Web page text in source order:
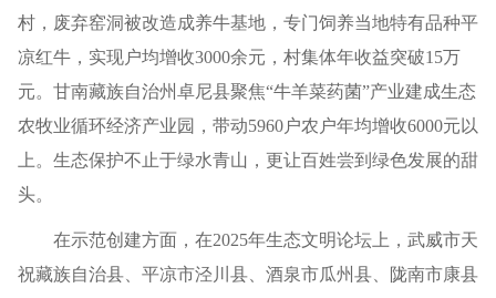
村，废弃窑洞被改造成养牛基地，专门饲养当地特有品种平
凉红牛，实现户均增收3000余元，村集体年收益突破15万
元。甘南藏族自治州卓尼县聚焦“牛羊菜药菌”产业建成生态
农牧业循环经济产业园，带动5960户农户年均增收6000元以
上。生态保护不止于绿水青山，更让百姓尝到绿色发展的甜
头。
在示范创建方面，在2025年生态文明论坛上，武威市天
祝藏族自治县、平凉市泾川县、酒泉市瓜州县、陇南市康县